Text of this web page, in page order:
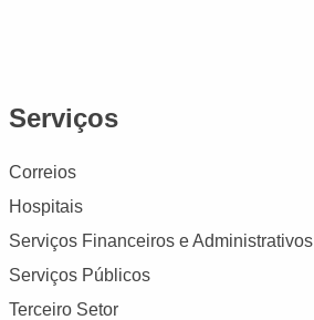
Serviços
Correios
Hospitais
Serviços Financeiros e Administrativos
Serviços Públicos
Terceiro Setor